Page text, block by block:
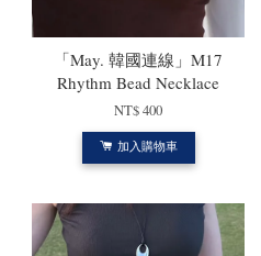
「May. 韓國連線」M17
Rhythm Bead Necklace
NT$ 400
加入購物車